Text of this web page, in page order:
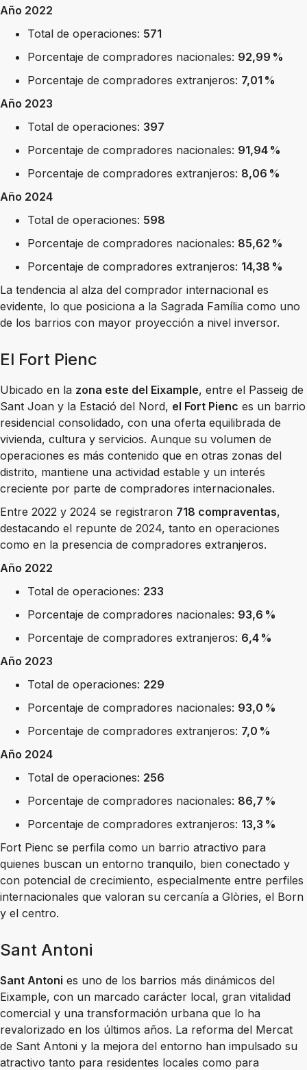
Año 2022
Total de operaciones: 571
Porcentaje de compradores nacionales: 92,99 %
Porcentaje de compradores extranjeros: 7,01 %
Año 2023
Total de operaciones: 397
Porcentaje de compradores nacionales: 91,94 %
Porcentaje de compradores extranjeros: 8,06 %
Año 2024
Total de operaciones: 598
Porcentaje de compradores nacionales: 85,62 %
Porcentaje de compradores extranjeros: 14,38 %
La tendencia al alza del comprador internacional es
evidente, lo que posiciona a la Sagrada Família como uno
de los barrios con mayor proyección a nivel inversor.
El Fort Pienc
Ubicado en la zona este del Eixample, entre el Passeig de
Sant Joan y la Estació del Nord, el Fort Pienc es un barrio
residencial consolidado, con una oferta equilibrada de
vivienda, cultura y servicios. Aunque su volumen de
operaciones es más contenido que en otras zonas del
distrito, mantiene una actividad estable y un interés
creciente por parte de compradores internacionales.
Entre 2022 y 2024 se registraron 718 compraventas,
destacando el repunte de 2024, tanto en operaciones
como en la presencia de compradores extranjeros.
Año 2022
Total de operaciones: 233
Porcentaje de compradores nacionales: 93,6 %
Porcentaje de compradores extranjeros: 6,4 %
Año 2023
Total de operaciones: 229
Porcentaje de compradores nacionales: 93,0 %
Porcentaje de compradores extranjeros: 7,0 %
Año 2024
Total de operaciones: 256
Porcentaje de compradores nacionales: 86,7 %
Porcentaje de compradores extranjeros: 13,3 %
Fort Pienc se perfila como un barrio atractivo para
quienes buscan un entorno tranquilo, bien conectado y
con potencial de crecimiento, especialmente entre perfiles
internacionales que valoran su cercanía a Glòries, el Born
y el centro.
Sant Antoni
Sant Antoni es uno de los barrios más dinámicos del
Eixample, con un marcado carácter local, gran vitalidad
comercial y una transformación urbana que lo ha
revalorizado en los últimos años. La reforma del Mercat
de Sant Antoni y la mejora del entorno han impulsado su
atractivo tanto para residentes locales como para